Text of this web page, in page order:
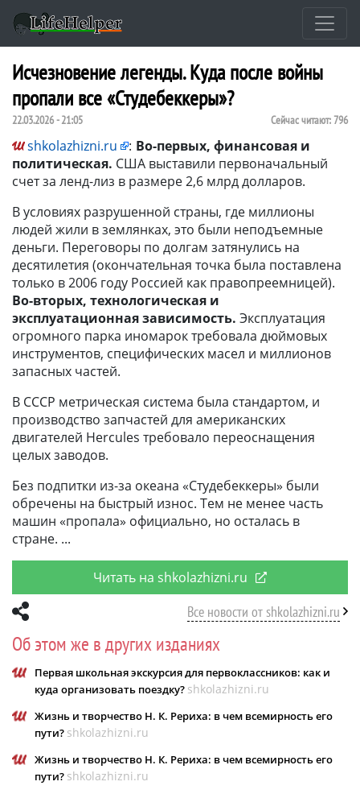
Исчезновение легенды. Куда после войны
пропали все «Студебеккеры»?
22.03.2026 - 21:05 Сейчас читают: 796
shkolazhizni.ru : Во-первых, финансовая и
политическая. США выставили первоначальный
счет за ленд-лиз в размере 2,6 млрд долларов.
В условиях разрушенной страны, где миллионы
людей жили в землянках, это были неподъемные
деньги. Переговоры по долгам затянулись на
десятилетия (окончательная точка была поставлена
только в 2006 году Россией как правопреемницей).
Во-вторых, технологическая и
эксплуатационная зависимость. Эксплуатация
огромного парка иномарок требовала дюймовых
инструментов, специфических масел и миллионов
запасных частей.
В СССР метрическая система была стандартом, и
производство запчастей для американских
двигателей Hercules требовало переоснащения
целых заводов.
Без подпитки из-за океана «Студебеккеры» были
обречены на быстрый износ. Тем не менее часть
машин «пропала» официально, но осталась в
стране.
Читать на shkolazhizni.ru
Все новости от shkolazhizni.ru
Об этом же в других изданиях
Первая школьная экскурсия для первоклассников: как и
куда организовать поездку? shkolazhizni.ru
Жизнь и творчество Н. К. Рериха: в чем всемирность его
пути? shkolazhizni.ru
Жизнь и творчество Н. К. Рериха: в чем всемирность его
пути? shkolazhizni.ru